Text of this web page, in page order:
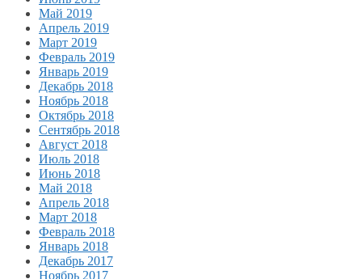
Май 2019
Апрель 2019
Март 2019
Февраль 2019
Январь 2019
Декабрь 2018
Ноябрь 2018
Октябрь 2018
Сентябрь 2018
Август 2018
Июль 2018
Июнь 2018
Май 2018
Апрель 2018
Март 2018
Февраль 2018
Январь 2018
Декабрь 2017
Ноябрь 2017